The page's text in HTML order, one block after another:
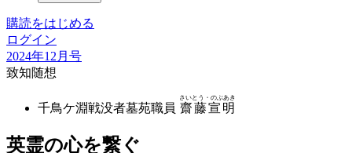
購読をはじめる
ログイン
2024年12月号
致知随想
千鳥ケ淵戦没者墓苑職員 齋藤宣明
さいとう・のぶあき
英霊の心を繋ぐ